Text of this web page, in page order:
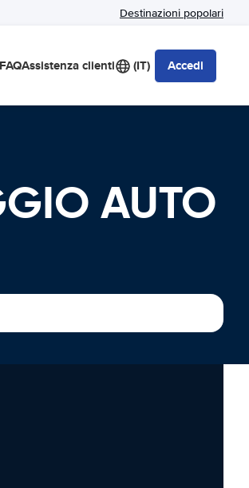
Destinazioni popolari
FAQAssistenza clienti (IT) Accedi
AUTO